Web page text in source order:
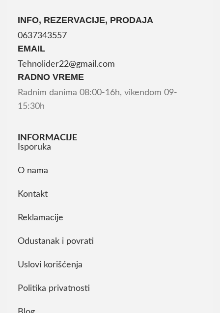
INFO, REZERVACIJE, PRODAJA
0637343557
EMAIL
Tehnolider22@gmail.com
RADNO VREME
Radnim danima 08:00-16h, vikendom 09-
15:30h
INFORMACIJE
Isporuka
O nama
Kontakt
Reklamacije
Odustanak i povrati
Uslovi korišćenja
Politika privatnosti